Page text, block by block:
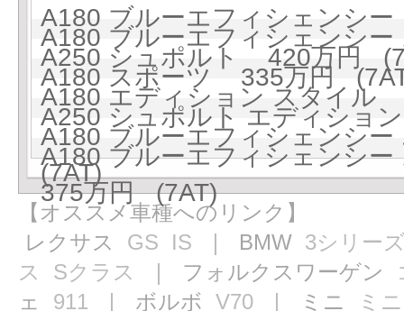
A180 ブルーエフィシェンシ
A180 ブルーエフィシェンシ
A250 シュポルト 420万円
A180 スポーツ 335万円
A180 エディション スタイ
A250 シュポルト エディシ
A180 ブルーエフィシェンシ
(7AT)
A180 ブルーエフィシェンシ
375万円 (7AT)
【オススメ車種へのリンク】
レクサス GS IS ｜ BMW 3シリー
ス
Sクラス ｜ フォルクスワーゲン
ェ 911 ｜ ボルボ V70 ｜ ミニ ミニ